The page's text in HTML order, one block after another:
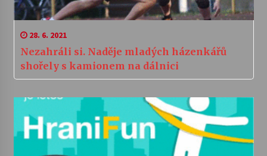
28. 6. 2021
Nezahráli si. Naděje mladých házenkářů
shořely s kamionem na dálnici